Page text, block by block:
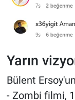
Yarın
Bülent
- Zombi filmi,